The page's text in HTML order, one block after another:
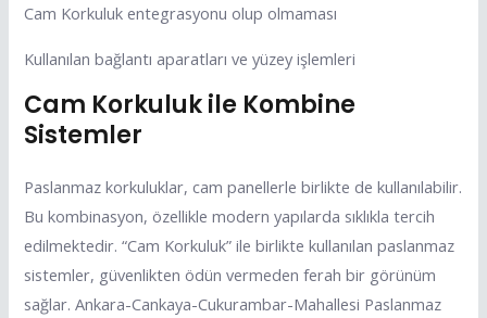
Cam Korkuluk entegrasyonu olup olmaması
Kullanılan bağlantı aparatları ve yüzey işlemleri
Cam Korkuluk ile Kombine
Sistemler
Paslanmaz korkuluklar, cam panellerle birlikte de kullanılabilir.
Bu kombinasyon, özellikle modern yapılarda sıklıkla tercih
edilmektedir. “Cam Korkuluk” ile birlikte kullanılan paslanmaz
sistemler, güvenlikten ödün vermeden ferah bir görünüm
sağlar. Ankara-Cankaya-Cukurambar-Mahallesi Paslanmaz